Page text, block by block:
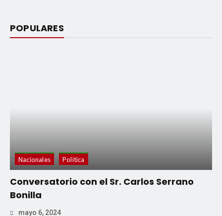
POPULARES
Nacionales Política
Conversatorio con el Sr. Carlos Serrano
Bonilla
mayo 6, 2024